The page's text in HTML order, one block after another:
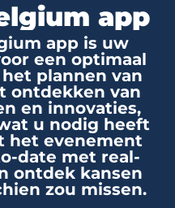
app
app is uw
een optimaal
plannen van
ontdekken van
en innovaties,
u nodig heeft
het evenement
date met real-
ontdek kansen
zou missen.